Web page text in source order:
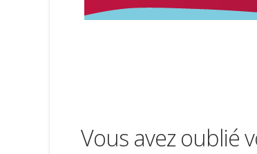
Vous avez oublié